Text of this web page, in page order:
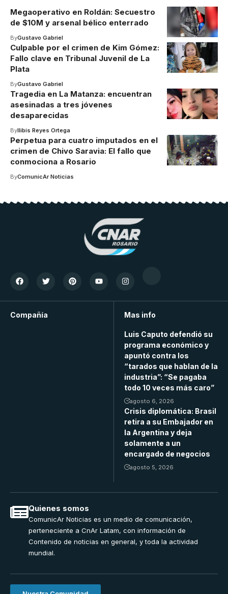
Megaoperativo en Roldán: Secuestro
de $10M y arsenal bélico enterrado
ByGustavo Gabriel
Culpable por el crimen de Kim Gómez:
Fallo clave en Tribunal Juvenil de La
Plata
ByGustavo Gabriel
Tragedia en La Matanza: encuentran
asesinadas a tres jóvenes
desaparecidas
ByIlibis Reyes Ortega
Perpetua para cuatro imputados en el
crimen de Chivo Saravia: El fallo que
conmociona a Rosario
ByComunicAr Noticias
Compañía Mas info
Luis Caputo defendió su
programa económico y
apuntó contra los
“tarados que hablan de la
industria”: “Se pagaba
todo 10 veces más caro”
agosto 6, 2026
Crisis diplomática: Brasil
retira a su Embajador en
la Argentina y deja
solamente a un
encargado de negocios
agosto 5, 2026
Quienes somos
ComunicAr Noticias es un medio de comunicación,
perteneciente a CnAr Latam, con información de
Contenido de noticias en general, y toda la actividad
mundial.